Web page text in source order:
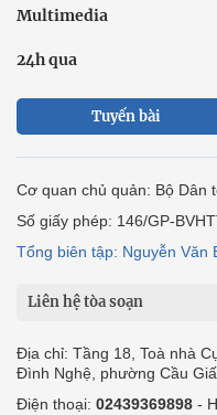
Multimedia
24h qua
Tuyến bài
Cơ quan chủ quản: Bộ Dân
Số giấy phép: 146/GP-
Tổng biên tập: Nguyễn Văn
Liên hệ tòa soạn
Địa chỉ: Tầng 18, Toà nhà
Đình Nghệ, phường Cầu
Điện thoại: 02439369898 -